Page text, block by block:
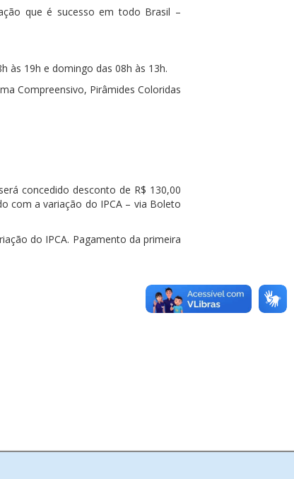
que é sucesso em todo Brasil –
às 19h e domingo das 08h às 13h.
Compreensivo, Pirâmides Coloridas
concedido desconto de R$ 130,00
com a variação do IPCA – via Boleto
do IPCA. Pagamento da primeira